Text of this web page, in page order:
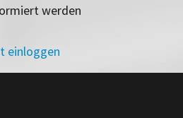
werden
einloggen